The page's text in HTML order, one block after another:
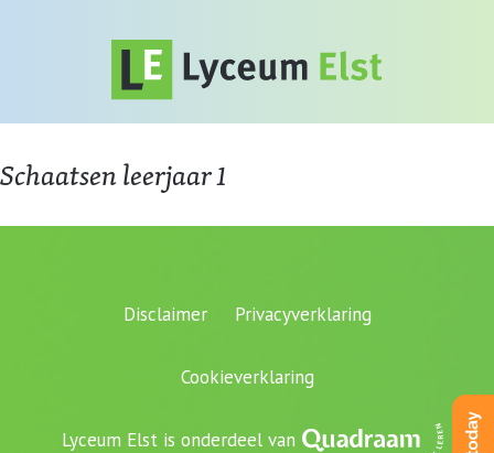
Schaatsen leerjaar 1
Disclaimer Privacyverklaring
Cookieverklaring
Lyceum Elst is onderdeel van